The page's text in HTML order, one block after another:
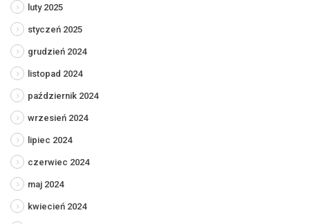
luty 2025
styczeń 2025
grudzień 2024
listopad 2024
październik 2024
wrzesień 2024
lipiec 2024
czerwiec 2024
maj 2024
kwiecień 2024